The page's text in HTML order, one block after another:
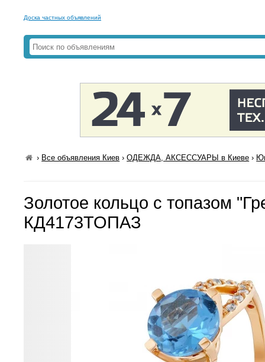
Доска частных объявлений
› Все объявления Киев ›ОДЕЖДА, АКСЕССУАРЫ в Киеве ›
Золотое кольцо с топазом
КД4173ТОПАЗ